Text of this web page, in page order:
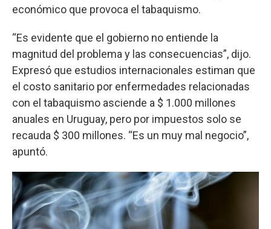
económico que provoca el tabaquismo.
“Es evidente que el gobierno no entiende la
magnitud del problema y las consecuencias”, dijo.
Expresó que estudios internacionales estiman que
el costo sanitario por enfermedades relacionadas
con el tabaquismo asciende a $ 1.000 millones
anuales en Uruguay, pero por impuestos solo se
recauda $ 300 millones. “Es un muy mal negocio”,
apuntó.